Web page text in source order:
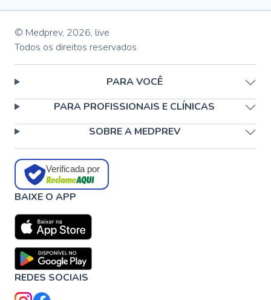
© Medprev, 2026, live
Todos os direitos reservados
PARA VOCÊ
PARA PROFISSIONAIS E CLÍNICAS
SOBRE A MEDPREV
Verificada por
BAIXE O APP
REDES SOCIAIS